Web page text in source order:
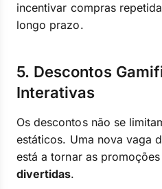
incentivar compras
longo prazo.
5. Descontos
Interativas
Os descontos não se
estáticos. Uma nova vaga
está a tornar as promoções
divertidas.